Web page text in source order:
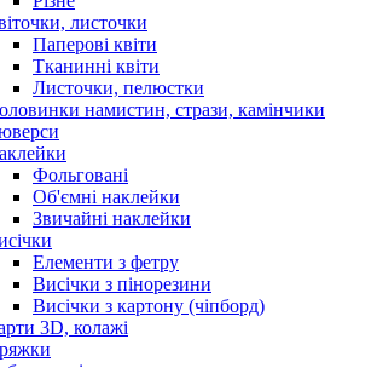
листочки
Паперові квіти
Тканинні квіти
Листочки, пелюстки
намистин, стрази, камінчики
Фольговані
Об'ємні наклейки
Звичайні наклейки
Елементи з фетру
Висічки з пінорезини
Висічки з картону (чіпборд)
3D, колажі